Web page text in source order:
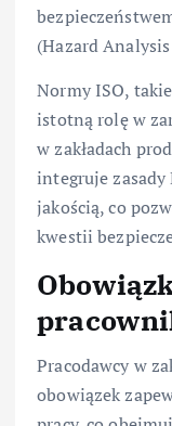
(Hazard
Normy ISO,
istotną rolę w
w zakładach
integruje zasady
jakością, co
kwestii
Pracodawcy w
obowiązek